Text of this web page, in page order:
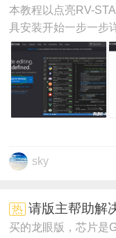
本教程以点亮RV-
具安装开始一步一步
sky
热 请版主帮助解
买的龙眼版，芯片是